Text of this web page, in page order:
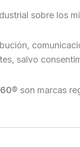
sobre los
salvo
son marcas